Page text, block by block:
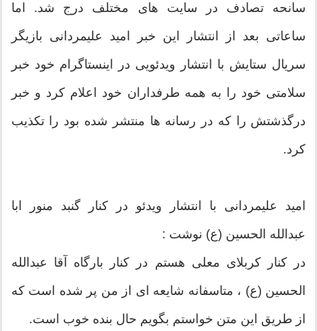
سانحه تصادف در سایت های مختلف درج شد. اما
ساعاتی بعد از انتشار این خبر امید علیمردانی بازیگر
سریال ستایش با انتشار ویدئویی در اینستاگرام خود خبر
سلامتی خود را به همه طرفداران خود اعلام کرد و خبر
درگذشتش را که در رسانه ها منتشر شده بود را تکذیب
کرد.
امید علیمردانی با انتشار ویدئو در کنار گنبد منور ابا
عبدالله الحسین (ع) نوشت :
در کنار کربلای معلی هستم در کنار بارگاه آقا عبدالله
الحسین (ع) ، متاسفانه شایعه ای از من پر شده است که
از طریق این متن خواستم بگویم حال بنده خوب است.